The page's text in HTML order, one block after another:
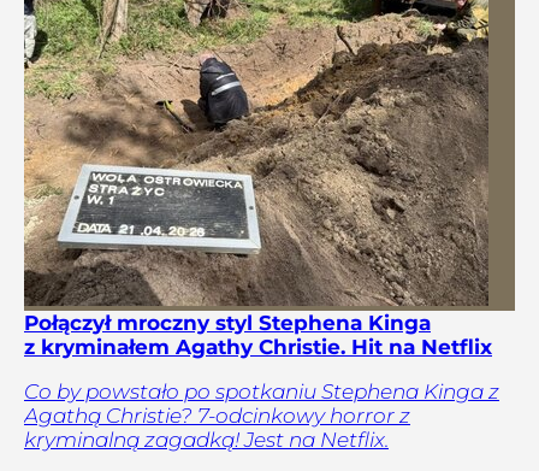
Połączył mroczny styl Stephena Kinga
z kryminałem Agathy Christie. Hit na Netflix
Co by powstało po spotkaniu Stephena Kinga z
Agathą Christie? 7-odcinkowy horror z
kryminalną zagadką! Jest na Netflix.